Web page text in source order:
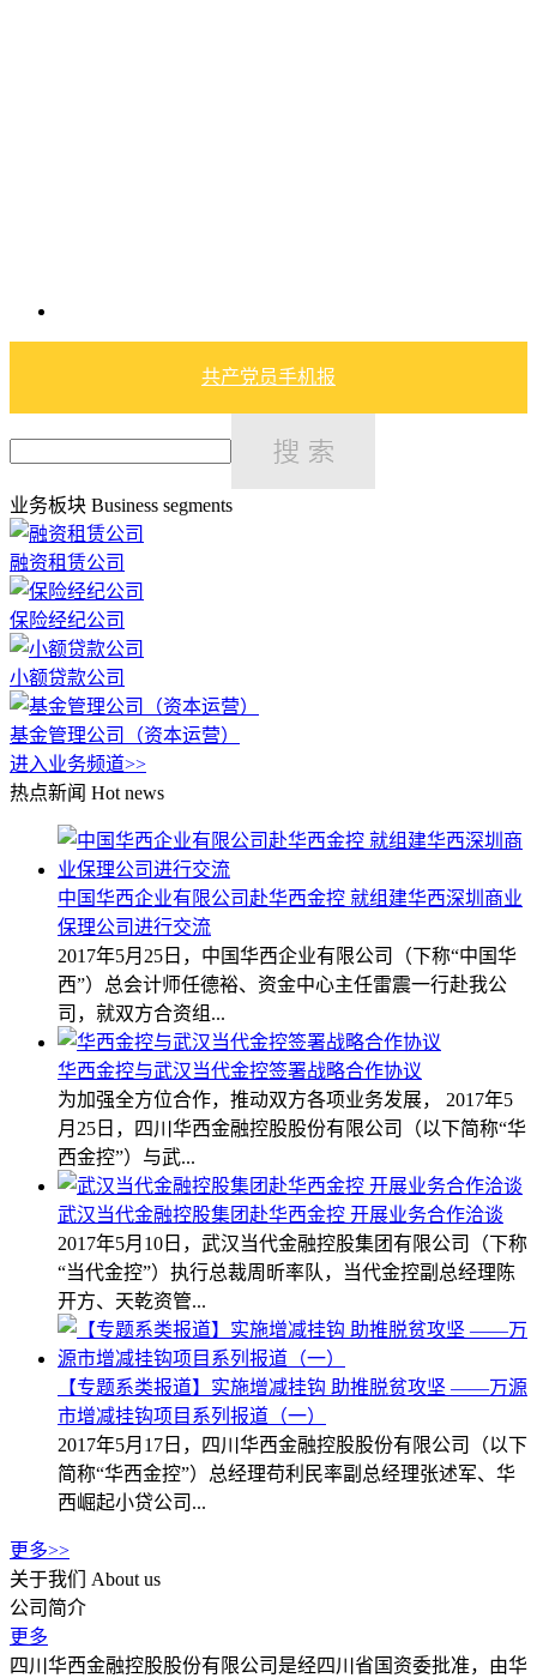
共产党员手机报
业务板块 Business segments
融资租赁公司
保险经纪公司
小额贷款公司
基金管理公司（资本运营）
进入业务频道>>
热点新闻 Hot news
中国华西企业有限公司赴华西金控 就组建华西深圳商业
保理公司进行交流
2017年5月25日，中国华西企业有限公司（下称“中国华
西”）总会计师任德裕、资金中心主任雷震一行赴我公
司，就双方合资组...
华西金控与武汉当代金控签署战略合作协议
为加强全方位合作，推动双方各项业务发展， 2017年5
月25日，四川华西金融控股股份有限公司（以下简称“华
西金控”）与武...
武汉当代金融控股集团赴华西金控 开展业务合作洽谈
2017年5月10日，武汉当代金融控股集团有限公司（下称
“当代金控”）执行总裁周昕率队，当代金控副总经理陈
开方、天乾资管...
【专题系类报道】实施增减挂钩 助推脱贫攻坚 ——万源
市增减挂钩项目系列报道（一）
2017年5月17日，四川华西金融控股股份有限公司（以下
简称“华西金控”）总经理苟利民率副总经理张述军、华
西崛起小贷公司...
更多>>
关于我们
About us
公司简介
更多
四川华西金融控股股份有限公司是经四川省国资委批准，由华